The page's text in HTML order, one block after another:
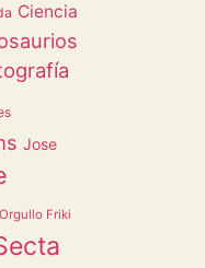
Ciencia
Jose
Orgullo Friki